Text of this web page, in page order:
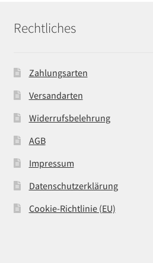
Rechtliches
Zahlungsarten
Versandarten
Widerrufsbelehrung
AGB
Impressum
Datenschutzerklärung
Cookie-Richtlinie (EU)